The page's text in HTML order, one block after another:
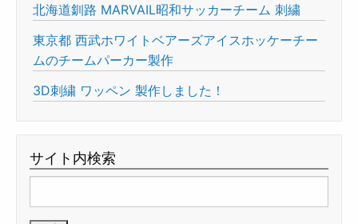
北海道釧路 MARVAIL昭和サッカーチーム 刺繍
東京都 西武ホワイトベアーズアイスホッケーチー
ムのチームパーカー製作
3D刺繍 ワッペン 製作しました！
サイト内検索
索: